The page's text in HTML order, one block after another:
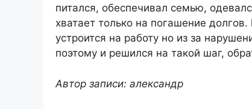
питался, обеспечивал семью,
хватает только на погашение
устроится на работу но из за
поэтому и решился на такой шаг,
Автор записи: александр